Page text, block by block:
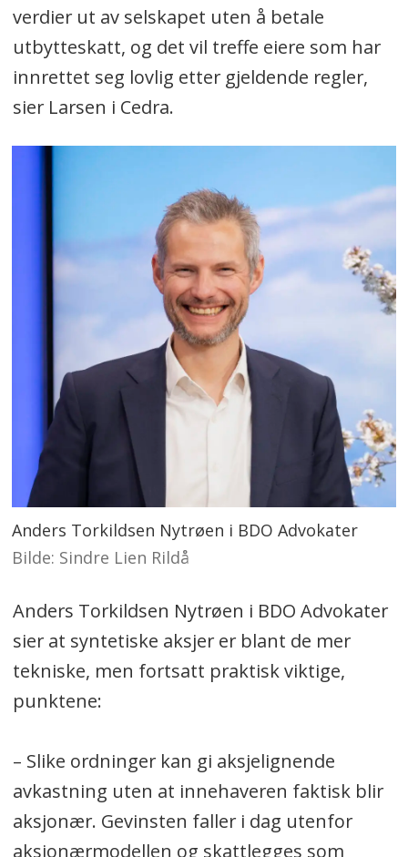
verdier ut av selskapet uten å betale
utbytteskatt, og det vil treffe eiere som har
innrettet seg lovlig etter gjeldende regler,
sier Larsen i Cedra.
Anders Torkildsen Nytrøen i BDO Advokater
Sindre Lien Rildå
Anders Torkildsen Nytrøen i BDO Advokater
sier at syntetiske aksjer er blant de mer
tekniske, men fortsatt praktisk viktige,
punktene:
– Slike ordninger kan gi aksjelignende
avkastning uten at innehaveren faktisk blir
aksjonær. Gevinsten faller i dag utenfor
aksjonærmodellen og skattlegges som